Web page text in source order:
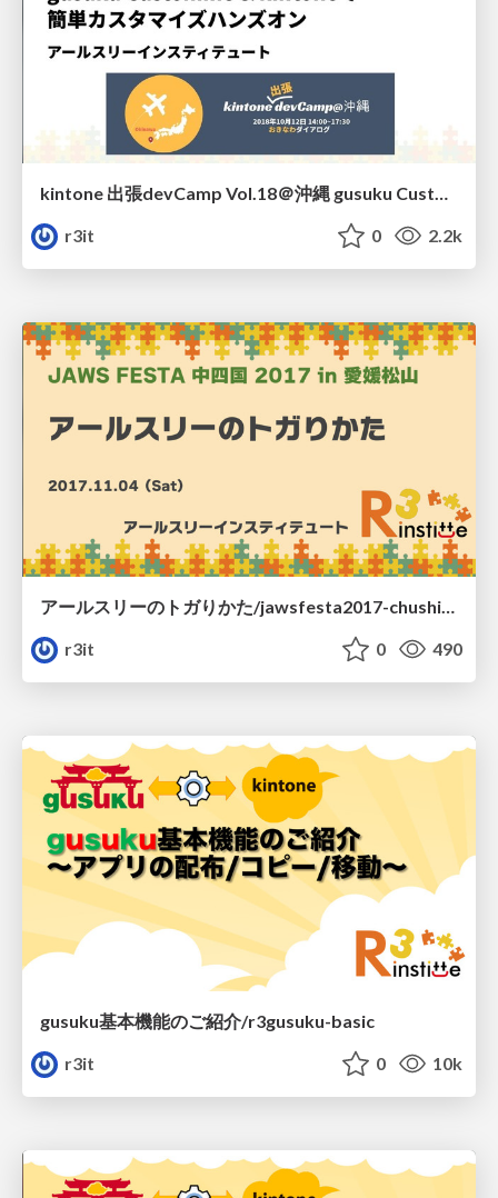
kintone 出張devCamp Vol.18＠沖縄 gusuku Customine & kintoneで簡単カスタマイズハンズオン / kintone devCamp Vol.18 gusuku Customine Hands-on
r3it
0 2.2k
アールスリーのトガりかた/jawsfesta2017-chushikoku
r3it
0 490
gusuku基本機能のご紹介/r3gusuku-basic
r3it
0 10k